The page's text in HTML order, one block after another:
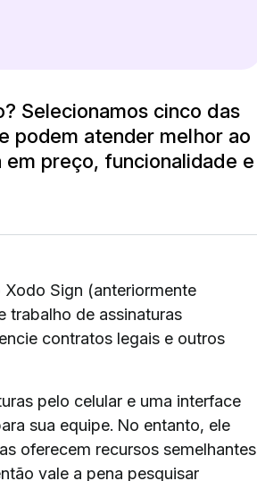
Selecionamos cinco das
podem atender melhor ao
em preço, funcionalidade e
Sign (anteriormente
trabalho de assinaturas
contratos legais e outros
pelo celular e uma interface
sua equipe. No entanto, ele
oferecem recursos semelhantes
vale a pena pesquisar